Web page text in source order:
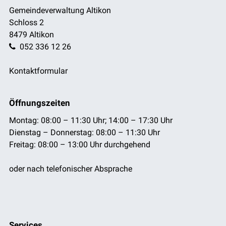
Gemeindeverwaltung Altikon
Schloss 2
8479 Altikon
052 336 12 26
Kontaktformular
Öffnungszeiten
Montag: 08:00 – 11:30 Uhr; 14:00 – 17:30 Uhr
Dienstag – Donnerstag: 08:00 – 11:30 Uhr
Freitag: 08:00 – 13:00 Uhr durchgehend
oder nach telefonischer Absprache